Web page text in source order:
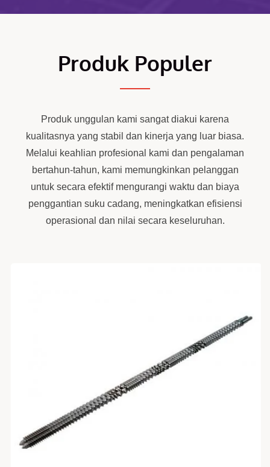
Produk Populer
Produk unggulan kami sangat diakui karena
kualitasnya yang stabil dan kinerja yang luar biasa.
Melalui keahlian profesional kami dan pengalaman
bertahun-tahun, kami memungkinkan pelanggan
untuk secara efektif mengurangi waktu dan biaya
penggantian suku cadang, meningkatkan efisiensi
operasional dan nilai secara keseluruhan.